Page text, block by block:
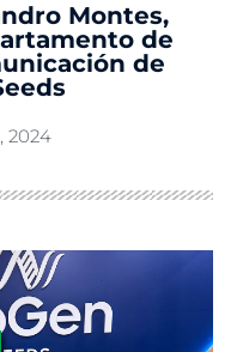
Montes,
de
de
2024